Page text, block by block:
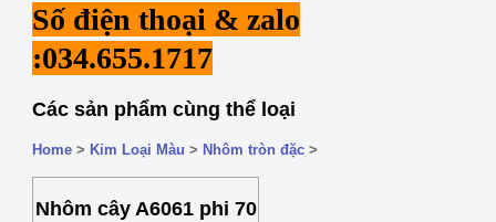
Số điện thoại & zalo
:034.655.1717
Các sản phẩm cùng thể loại
Home > Kim Loại Màu > Nhôm tròn đặc >
Nhôm cây A6061 phi 70